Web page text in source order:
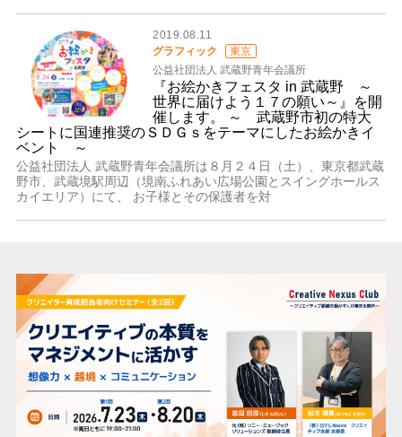
2019.08.11
グラフィック
東京
公益社団法人 武蔵野青年会議所
『お絵かきフェスタ in 武蔵野 ～
世界に届けよう１７の願い～』を開
催します。 ～ 武蔵野市初の特大
シートに国連推奨のＳＤＧｓをテーマにしたお絵かきイ
ベント ～
公益社団法人 武蔵野青年会議所は８月２４日（土）、東京都武蔵
野市、武蔵境駅周辺（境南ふれあい広場公園とスイングホールス
カイエリア）にて、 お子様とその保護者を対